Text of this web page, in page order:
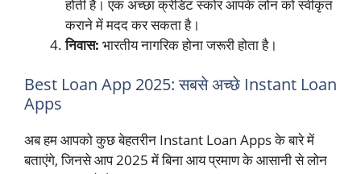
होती है। एक अच्छा क्रेडिट स्कोर आपके लोन को स्वीकृत
कराने में मदद कर सकता है।
निवास: भारतीय नागरिक होना जरूरी होता है।
Best Loan App 2025: सबसे अच्छे Instant Loan
Apps
अब हम आपको कुछ बेहतरीन Instant Loan Apps के बारे में
बताएंगे, जिनसे आप 2025 में बिना आय प्रमाण के आसानी से लोन